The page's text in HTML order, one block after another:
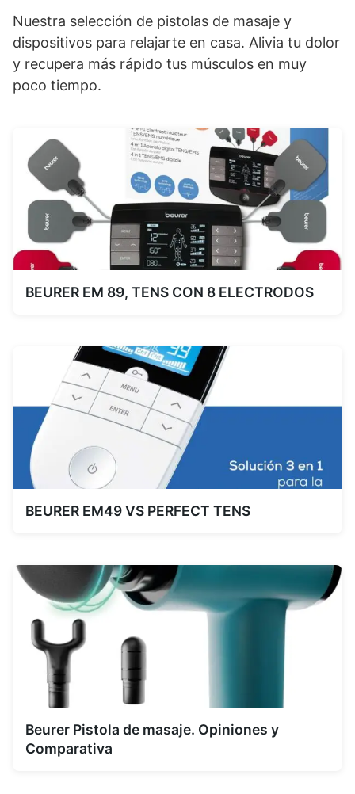
Nuestra selección de pistolas de masaje y
dispositivos para relajarte en casa. Alivia tu dolor
y recupera más rápido tus músculos en muy
poco tiempo.
BEURER EM 89, TENS CON 8 ELECTRODOS
BEURER EM49 VS PERFECT TENS
Beurer Pistola de masaje. Opiniones y
Comparativa